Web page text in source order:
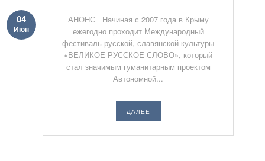
04
Июн
АНОНС Начиная с 2007 года в Крыму
ежегодно проходит Международный
фестиваль русской, славянской культуры
«ВЕЛИКОЕ РУССКОЕ СЛОВО», который
стал значимым гуманитарным проектом
Автономной...
- ДАЛЕЕ -